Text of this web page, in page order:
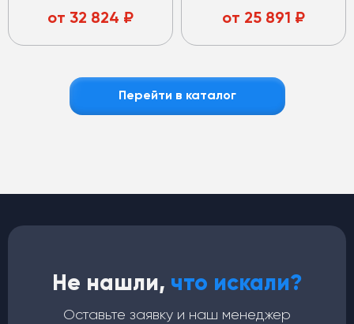
от 32 824 ₽ от 25 891 ₽
Перейти в каталог
Не нашли, что искали?
Оставьте заявку и наш менеджер